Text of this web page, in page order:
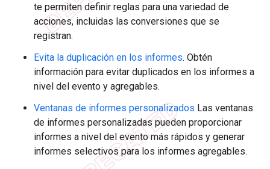
te permiten definir reglas para una variedad de
acciones, incluidas las conversiones que se
registran.
Evita la duplicación en los informes. Obtén
información para evitar duplicados en los informes a
nivel del evento y agregables.
Ventanas de informes personalizados Las ventanas
de informes personalizadas pueden proporcionar
informes a nivel del evento más rápidos y generar
informes selectivos para los informes agregables.